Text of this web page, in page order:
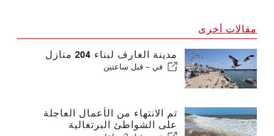
مقالات أخرى
مدينة الغارف لبناء 204 منازل
في - قبل ساعتين
تم الانتهاء من الأعمال العاجلة
على الشواطئ البرتغالية